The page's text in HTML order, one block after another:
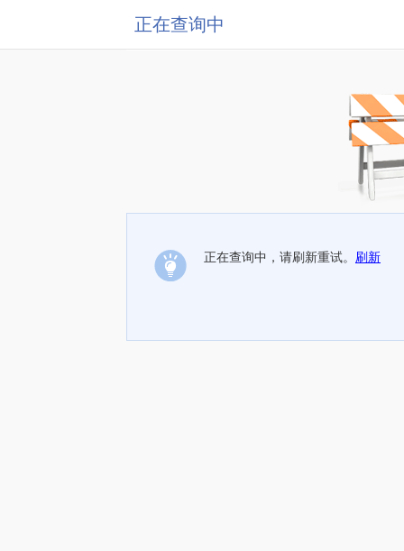
正在查询中
正在查询中，请刷新重试。 刷新